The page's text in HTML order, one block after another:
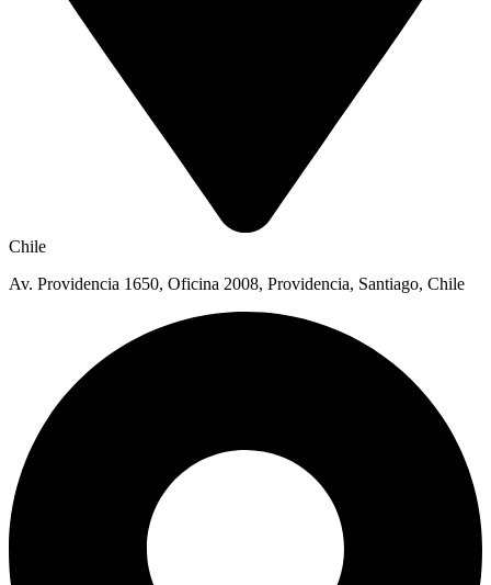
Chile
Av. Providencia 1650, Oficina 2008, Providencia, Santiago, Chile